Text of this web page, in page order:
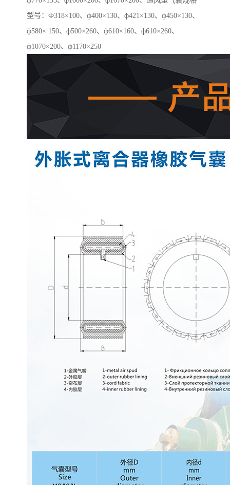
型号：Ф318×100、ф400×130、ф421×130、ф450×130、
ф580× 150、ф500×260、ф610×160、ф610×260、
ф1070×200、ф1170×250